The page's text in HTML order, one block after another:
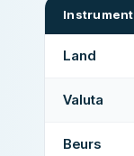
Instrument
Land
Valuta
Beurs